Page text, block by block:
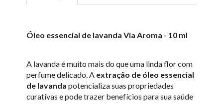
Óleo essencial de lavanda Via Aroma - 10 ml
A lavanda é muito mais do que uma linda flor com
perfume delicado. A extração de óleo essencial
de lavanda potencializa suas propriedades
curativas e pode trazer benefícios para sua saúde